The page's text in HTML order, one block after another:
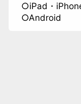
○iPad・
○Android